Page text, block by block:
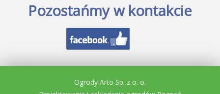
Pozostańmy w kontakcie
Ogrody Arto Sp. z o. o.